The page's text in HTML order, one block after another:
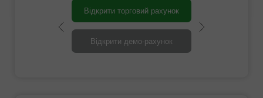
Відкрити торговий рахунок
Відкрити демо-рахунок